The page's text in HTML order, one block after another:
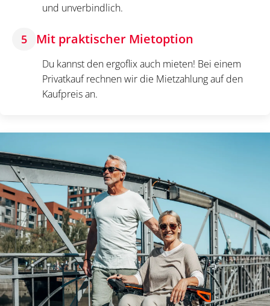
und unverbindlich.
5 Mit praktischer Mietoption
Du kannst den ergoflix auch mieten! Bei einem
Privatkauf rechnen wir die Mietzahlung auf den
Kaufpreis an.